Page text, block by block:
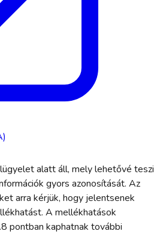
alatt áll, mely lehetővé teszi
gyors azonosítását. Az
arra kérjük, hogy jelentsenek
A mellékhatások
pontban kaphatnak további